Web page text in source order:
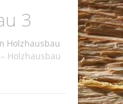
3
Holzhausbau
Holzhausbau